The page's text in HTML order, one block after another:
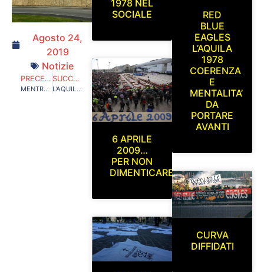
Agosto 24,
2019
Notizie
PRECEDENTE
MENTRE ELISEO IANNINI FA IL SOLITO BLA BLA BLA ,GLI INCOMPETENTI POLITICI AQUILANI SE NE FREGANO DELLA SQUADRA DI CALCIO DELLA CITTA’…L’AQUILA SIAMO NOI SOLO NOI!
SUCCESSIVO
L’AQUILA 1927 E’ DELLA SUA GENTE, DELLE PERSONE CHE LA AMANO, SENZA CHIEDERE IN CAMBIO NIENTE!
1978 NEL
SOCIALE
6 APRILE
2009…
PER NON
DIMENTICARE
RED
BLUE
EAGLES
L’AQUILA
1978
COERENZA
E
MENTALITA’
DA
PORTARE
AVANTI
CURVA
DIFFIDATI